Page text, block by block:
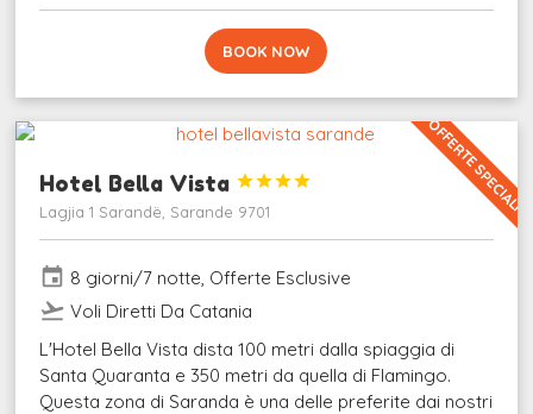
BOOK NOW
OFFERTE SPECIALI
Hotel Bella Vista 



Lagjia 1 Sarandë, Sarande 9701
event 8 giorni/7 notte, Offerte Esclusive
flight_takeoff Voli Diretti Da Catania
L'Hotel Bella Vista dista 100 metri dalla spiaggia di
Santa Quaranta e 350 metri da quella di Flamingo.
Questa zona di Saranda è una delle preferite dai nostri